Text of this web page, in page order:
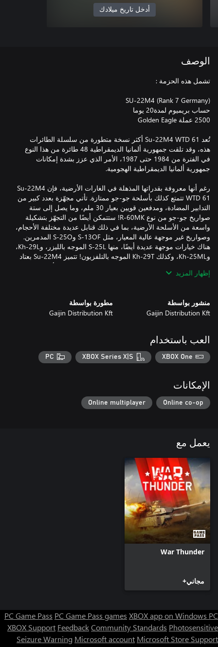
أدخل تاريخ ميلادك
الوصف
تُعد Su-22M4 WTD 61 أكثر نسخة متطورة من سلسلة الطائرات
هذه، وقد تلقت جمهورية ألمانيا الديمقراطية 48 طائرة من هذا النوع
في الفترة من 1984 حتى 1987، الأمر الذي عزز بشدة إمكانات
رغم أنها معروفة بقدراتها المذهلة في الغارات الأرضية، فإن Su-22M4
WTD 61 تتمتع كذلك بأسلحة جو-جو ممتازة. تأتي مجهّزة بعدد كبير من
التدابير المضادة، ومدفعين قويين بعيار 30 ملم، وما يصل إلى ستة
صواريخ جو-جو من نوع R-60MK! ستتمكن أيضًا من التجهّز بتشكيلة
واسعة من الأسلحة الأرضية، بما في ذلك قنابل عديدة مختلفة الأحجام،
وصواريخ غير موجهة عالية المعيار، مثل S-13OF وS-25O المدمرين.
هناك خيارات موجهة عديدة أيضًا، منها S-25L الموجه بالليزر، وKh-29L،
وKh-25ML، وكذلك Kh-29T الموجه بالتلفزيون! تتميز Su-22M4 بعتاد
قابل للتخصيص بالكامل، وهذا يسمح لك بتجهيز تشكيلة الأسلحة
Premium والمحتوى الإضافي الآخر: آلات متميزة وتطوير أسرع للطاقم
وأماكن إضافية في حظيرة للطائرات وطائرات احتياطية. ويمكن أيضًا
Lion أثناء كل معركة خلال عدد معين من الأيام.
إظهار المزيد
منشور بواسطة
Gaijin Distribution Kft
مطورة بواسطة
Gaijin Distribution Kft
العب باستخدام
XBOX One
XBOX Series X|S
PC
الإمكانات
Online co-op
Online multiplayer
يعمل مع
War Thunder
مجاني+
PC Game Pass PC Game Pass games XBOX app on Windows PC
XBOX Support FeedbackCommunity Standards Photosensitive
Seizure Warning Microsoft account Microsoft Store Support